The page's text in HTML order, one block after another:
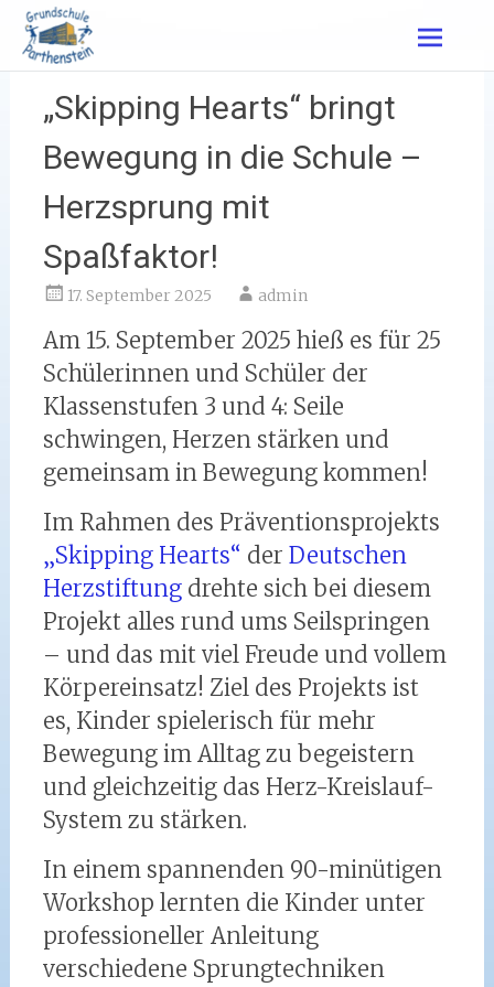
Zum
Inhalt
springen
„Skipping Hearts“ bringt
Bewegung in die Schule –
Herzsprung mit
Spaßfaktor!
17. September 2025 admin
Am 15. September 2025 hieß es für 25
Schülerinnen und Schüler der
Klassenstufen 3 und 4: Seile
schwingen, Herzen stärken und
gemeinsam in Bewegung kommen!
Im Rahmen des Präventionsprojekts
„Skipping Hearts“ der Deutschen
Herzstiftungdrehte sich bei diesem
Projekt alles rund ums Seilspringen
– und das mit viel Freude und vollem
Körpereinsatz! Ziel des Projekts ist
es, Kinder spielerisch für mehr
Bewegung im Alltag zu begeistern
und gleichzeitig das Herz-Kreislauf-
System zu stärken.
In einem spannenden 90-minütigen
Workshop lernten die Kinder unter
professioneller Anleitung
verschiedene Sprungtechniken